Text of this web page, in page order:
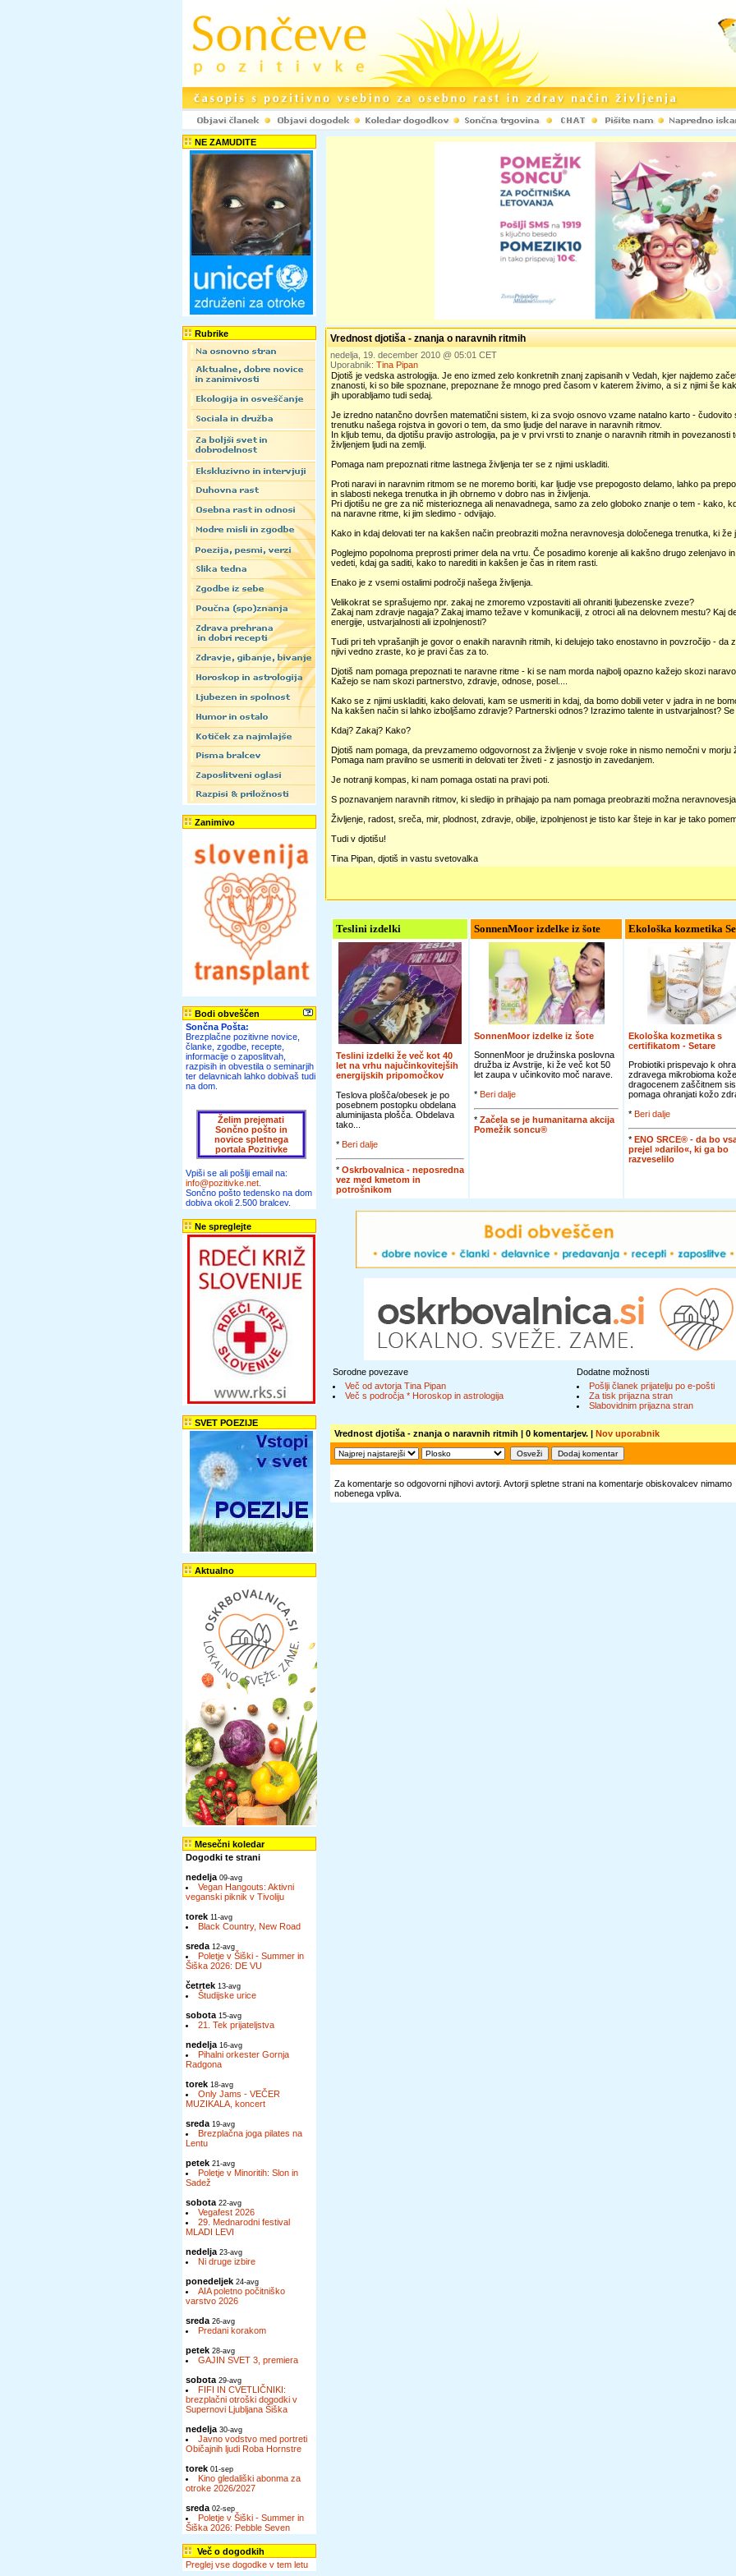
NE ZAMUDITE
Rubrike
Zanimivo
Bodi obveščen
Sončna Pošta:
Brezplačne pozitivne novice,
članke, zgodbe, recepte,
informacije o zaposlitvah,
razpisih in obvestila o seminarjih
ter delavnicah lahko dobivaš tudi
na dom.
Želim prejemati
Sončno pošto in
novice spletnega
portala Pozitivke
Vpiši se ali pošlji email na:
info@pozitivke.net
Sončno pošto tedensko na dom
dobiva okoli 2.500 bralcev.
Ne spreglejte
SVET POEZIJE
Aktualno
Mesečni koledar
Dogodki te strani
nedelja 09-avg
Vegan Hangouts: Aktivni
veganski piknik v Tivoliju
torek 11-avg
Black Country, New Road
sreda 12-avg
Poletje v Šiški - Summer in
Šiška 2026: DE VU
četrtek 13-avg
Študijske urice
sobota 15-avg
21. Tek prijateljstva
nedelja 16-avg
Pihalni orkester Gornja
Radgona
torek 18-avg
Only Jams - VEČER
MUZIKALA, koncert
sreda 19-avg
Brezplačna joga pilates na
Lentu
petek 21-avg
Poletje v Minoritih: Slon in
Sadež
sobota 22-avg
Vegafest 2026
29. Mednarodni festival
MLADI LEVI
nedelja 23-avg
Ni druge izbire
ponedeljek 24-avg
AIA poletno počitniško
varstvo 2026
sreda 26-avg
Predani korakom
petek 28-avg
GAJIN SVET 3, premiera
sobota 29-avg
FIFI IN CVETLIČNIKI:
brezplačni otroški dogodki v
Supernovi Ljubljana Šiška
nedelja 30-avg
Javno vodstvo med portreti
Običajnih ljudi Roba Hornstre
torek 01-sep
Kino gledališki abonma za
otroke 2026/2027
sreda 02-sep
Poletje v Šiški - Summer in
Šiška 2026: Pebble Seven
Več o dogodkih
Preglej vse dogodke v tem letu
Vrednost djotiša - znanja o naravnih ritmih
nedelja, 19. december 2010 @ 05:01 CET
Uporabnik: Tina Pipan
Djotiš je vedska astrologija. Je eno izmed zelo konkretnih znanj zapisanih v Vedah, kjer najdemo
znanosti, ki so bile spoznane, prepoznane že mnogo pred časom v katerem živimo, a si z njimi še
jih uporabljamo tudi sedaj.
Je izredno natančno dovršen matematični sistem, ki za svojo osnovo vzame natalno karto - čudovito
trenutku našega rojstva in govori o tem, da smo ljudje del narave in naravnih ritmov.
In kljub temu, da djotišu pravijo astrologija, pa je v prvi vrsti to znanje o naravnih ritmih in povezanosti
življenjem ljudi na zemlji.
Pomaga nam prepoznati ritme lastnega življenja ter se z njimi uskladiti.
Proti naravi in naravnim ritmom se ne moremo boriti, kar ljudje vse prepogosto delamo, lahko pa
in slabosti nekega trenutka in jih obrnemo v dobro nas in življenja.
Pri djotišu ne gre za nič misterioznega ali nenavadnega, samo za zelo globoko znanje o tem - kako,
na naravne ritme, ki jim sledimo - odvijajo.
Kako in kdaj delovati ter na kakšen način preobraziti možna neravnovesja določenega trenutka, ki že
Poglejmo popolnoma preprosti primer dela na vrtu. Če posadimo korenje ali kakšno drugo zelenjavo
vedeti, kdaj ga saditi, kako to narediti in kakšen je čas in ritem rasti.
Enako je z vsemi ostalimi področji našega življenja.
Velikokrat se sprašujemo npr. zakaj ne zmoremo vzpostaviti ali ohraniti ljubezenske zveze?
Zakaj nam zdravje nagaja? Zakaj imamo težave v komunikaciji, z otroci ali na delovnem mestu? Kaj
energije, ustvarjalnosti ali izpolnjenosti?
Tudi pri teh vprašanjih je govor o enakih naravnih ritmih, ki delujejo tako enostavno in povzročijo - da
njivi vedno zraste, ko je pravi čas za to.
Djotiš nam pomaga prepoznati te naravne ritme - ki se nam morda najbolj opazno kažejo skozi
Kažejo se nam skozi partnerstvo, zdravje, odnose, posel....
Kako se z njimi uskladiti, kako delovati, kam se usmeriti in kdaj, da bomo dobili veter v jadra in ne
Na kakšen način si lahko izboljšamo zdravje? Partnerski odnos? Izrazimo talente in ustvarjalnost?
Kdaj? Zakaj? Kako?
Djotiš nam pomaga, da prevzamemo odgovornost za življenje v svoje roke in nismo nemočni v morju
Pomaga nam pravilno se usmeriti in delovati ter živeti - z jasnostjo in zavedanjem.
Je notranji kompas, ki nam pomaga ostati na pravi poti.
S poznavanjem naravnih ritmov, ki sledijo in prihajajo pa nam pomaga preobraziti možna
Življenje, radost, sreča, mir, plodnost, zdravje, obilje, izpolnjenost je tisto kar šteje in kar je tako
Tudi v djotišu!
Tina Pipan, djotiš in vastu svetovalka
Teslini izdelki
Teslini izdelki že več kot 40
let na vrhu najučinkovitejših
energijskih pripomočkov
Teslova plošča/obesek je po
posebnem postopku obdelana
aluminijasta plošča. Obdelava
tako...
* Beri dalje
* Oskrbovalnica - neposredna
vez med kmetom in
potrošnikom
SonnenMoor izdelke iz šote
SonnenMoor izdelke iz šote
SonnenMoor je družinska poslovna
družba iz Avstrije, ki že več kot 50
let zaupa v učinkovito moč narave.
* Beri dalje
* Začela se je humanitarna akcija
Pomežik soncu®
Ekološka kozmetika
Ekološka kozmetika s
certifikatom - Setare
Probiotiki prispevajo k
zdravega mikrobioma kože,
dragocenem zaščitnem
pomaga ohranjati kožo
* Beri dalje
* ENO SRCE® - da bo
prejel »darilo«, ki ga bo
razveselilo
Sorodne povezave
Več od avtorja Tina Pipan
Več s področja * Horoskop in astrologija
Dodatne možnosti
Pošlji članek prijatelju po e-pošti
Za tisk prijazna stran
Slabovidnim prijazna stran
Vrednost djotiša - znanja o naravnih ritmih | 0 komentarjev. | Nov uporabnik
Za komentarje so odgovorni njihovi avtorji. Avtorji spletne strani na komentarje obiskovalcev nimamo
nobenega vpliva.